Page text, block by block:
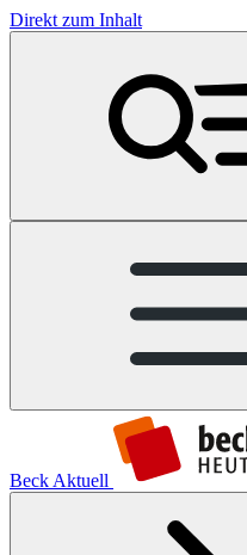
Direkt zum Inhalt
Beck Aktuell